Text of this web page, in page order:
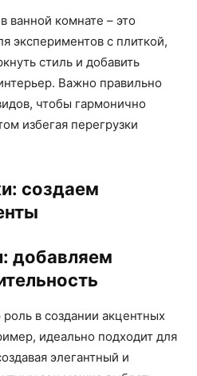
ванной комнате – это
экспериментов с плиткой,
стиль и добавить
Важно правильно
чтобы гармонично
избегая перегрузки
создаем
добавляем
в создании акцентных
идеально подходит для
элегантный и